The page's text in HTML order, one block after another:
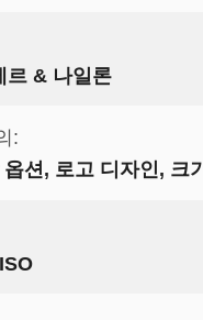
르 & 나일론
:
션, 로고 디자인, 크기